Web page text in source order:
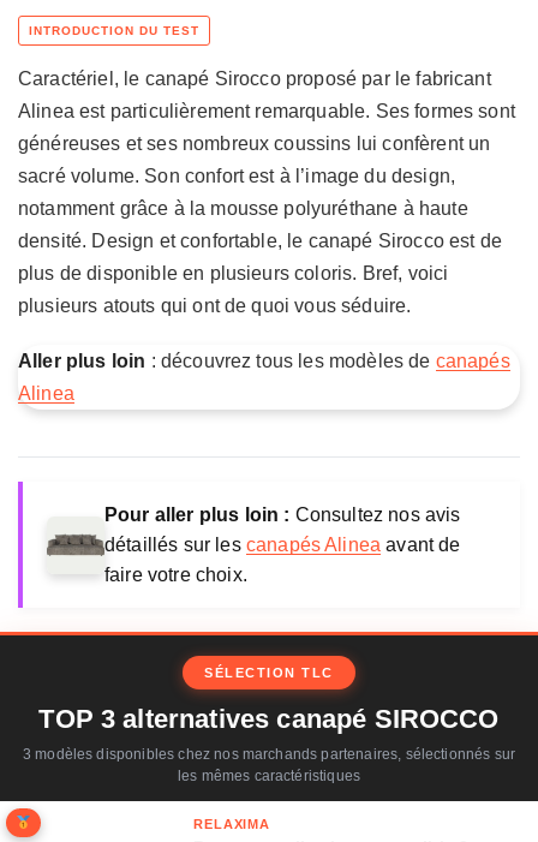
Caractériel, le canapé Sirocco proposé par le fabricant
Alinea est particulièrement remarquable. Ses formes sont
généreuses et ses nombreux coussins lui confèrent un
sacré volume. Son confort est à l’image du design,
notamment grâce à la mousse polyuréthane à haute
densité. Design et confortable, le canapé Sirocco est de
plus de disponible en plusieurs coloris. Bref, voici
plusieurs atouts qui ont de quoi vous séduire.
Aller plus loin : découvrez tous les modèles de canapés
Alinea
Pour aller plus loin : Consultez nos avis
détaillés sur les canapés Alinea avant de
faire votre choix.
SÉLECTION TLC
TOP 3 alternatives canapé SIROCCO
3 modèles disponibles chez nos marchands partenaires, sélectionnés sur
les mêmes caractéristiques
RELAXIMA